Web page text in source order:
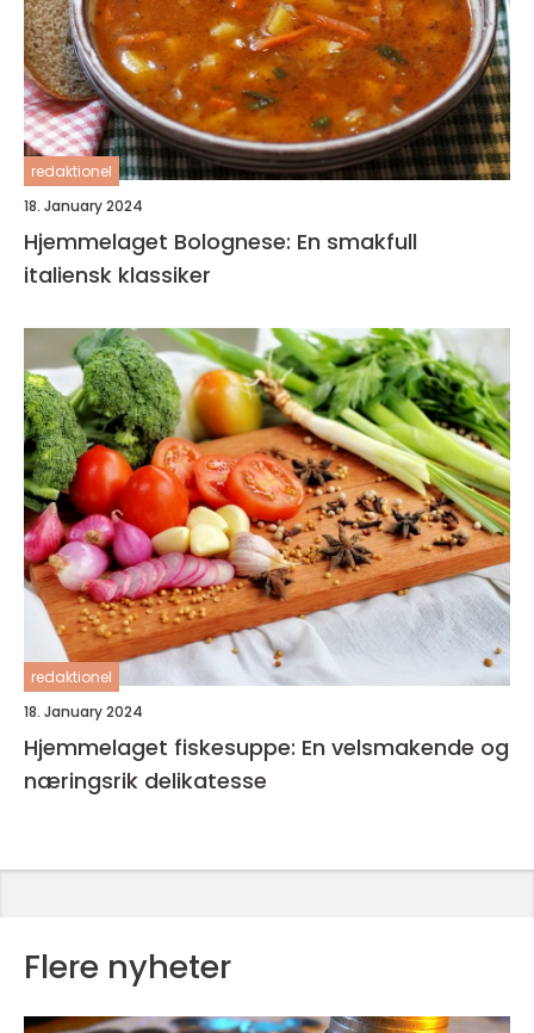
redaktionel
18. January 2024
Hjemmelaget Bolognese: En smakfull
italiensk klassiker
redaktionel
18. January 2024
Hjemmelaget fiskesuppe: En velsmakende og
næringsrik delikatesse
Flere nyheter